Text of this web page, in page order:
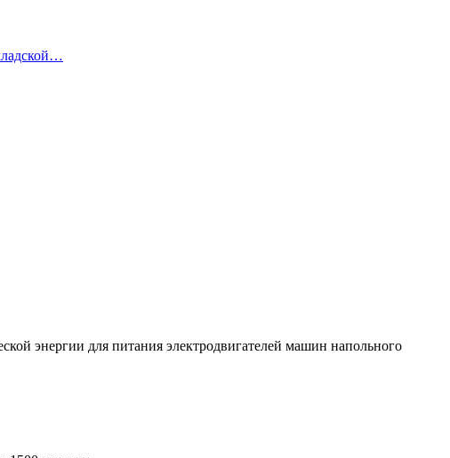
энергии для питания электродвигателей машин напольного